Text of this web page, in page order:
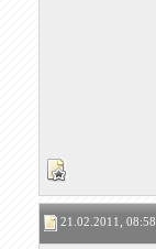
21.02.2011, 08:58